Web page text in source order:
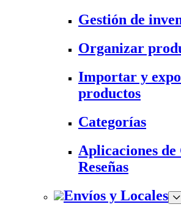
Gestión de
Organizar
Importar y
productos
Categorías
Aplicaciones de
Reseñas
Envíos y Locales